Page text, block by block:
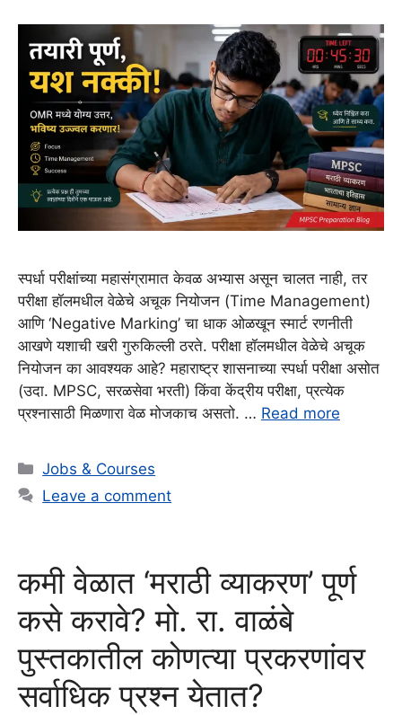
स्पर्धा परीक्षांच्या महासंग्रामात केवळ अभ्यास असून चालत नाही, तर
परीक्षा हॉलमधील वेळेचे अचूक नियोजन (Time Management)
आणि ‘Negative Marking’ चा धाक ओळखून स्मार्ट रणनीती
आखणे यशाची खरी गुरुकिल्ली ठरते. परीक्षा हॉलमधील वेळेचे अचूक
नियोजन का आवश्यक आहे? महाराष्ट्र शासनाच्या स्पर्धा परीक्षा असोत
(उदा. MPSC, सरळसेवा भरती) किंवा केंद्रीय परीक्षा, प्रत्येक
प्रश्नासाठी मिळणारा वेळ मोजकाच असतो. … Read more
Categories
Jobs & Courses
Leave a comment
कमी वेळात ‘मराठी व्याकरण’ पूर्ण
कसे करावे? मो. रा. वाळंबे
पुस्तकातील कोणत्या प्रकरणांवर
सर्वाधिक प्रश्न येतात?